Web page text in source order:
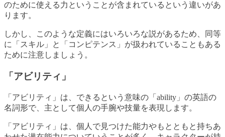
のために使える力ということが含まれているという違いがあ
ります。
しかし、このような定義にはいろいろな説があるため、同等
に「スキル」と「コンピテンス」が扱われていることもある
ために注意しましょう。
「アビリティ」
「アビリティ」は、できるという意味の「ability」の英語の
名詞形で、主として個人の手腕や技量を表現します。
「アビリティ」は、個人で見つけた能力やもとともと持ちあ